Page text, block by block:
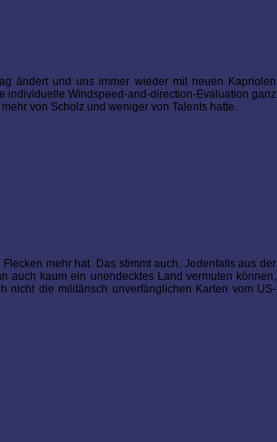
ändert und uns immer wieder mit neuen Kapriolen
individuelle Windspeed-and-direction-Evaluation ganz
von Scholz und weniger von Talents hatte.
mehr hat. Das stimmt auch. Jedenfalls aus der
auch kaum ein unendecktes Land vermuten können,
nicht die militärisch unverfänglichen Karten vom US-